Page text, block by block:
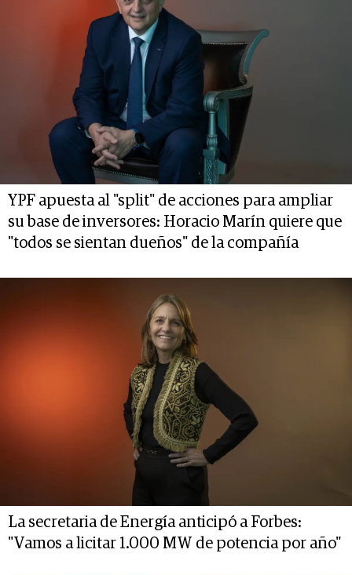
YPF apuesta al "split" de acciones para ampliar
su base de inversores: Horacio Marín quiere que
"todos se sientan dueños" de la compañía
La secretaria de Energía anticipó a Forbes:
"Vamos a licitar 1.000 MW de potencia por año"